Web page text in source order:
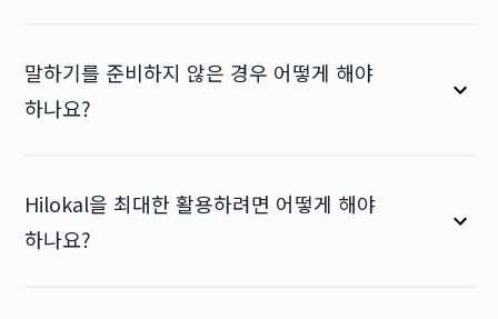
말하기를 준비하지 않은 경우 어떻게 해야
하나요?
Hilokal을 최대한 활용하려면 어떻게 해야
하나요?